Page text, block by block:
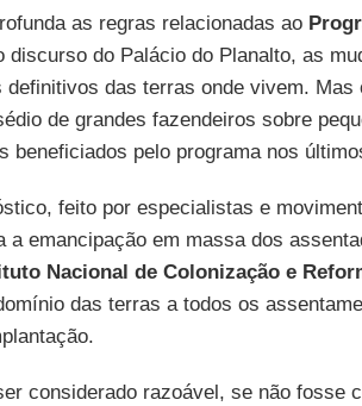
as regras relacionadas ao
discurso do Palácio do Planalto, as
das terras onde vivem. Mas
de grandes fazendeiros sobre
beneficiados pelo programa nos
feito por especialistas e
a emancipação em massa dos
Nacional de Colonização e
das terras a todos os
considerado razoável, se não fosse